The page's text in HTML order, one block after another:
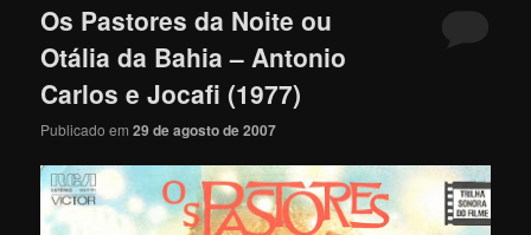
Os Pastores da Noite ou
Otália da Bahia – Antonio
Carlos e Jocafi (1977)
Publicado em29 de agosto de 2007